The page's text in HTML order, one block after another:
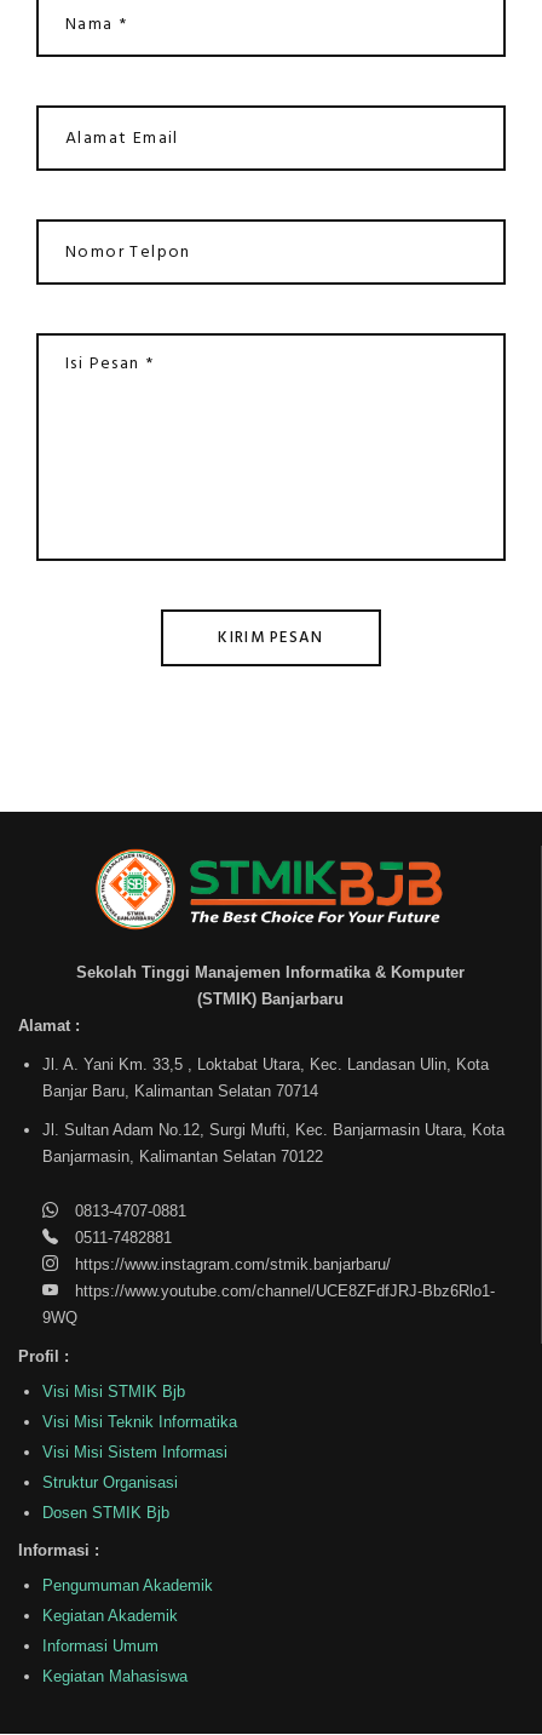
KIRIM PESAN
Sekolah Tinggi Manajemen Informatika & Komputer
(STMIK) Banjarbaru
Alamat :
Jl. A. Yani Km. 33,5 , Loktabat Utara, Kec. Landasan Ulin, Kota
Banjar Baru, Kalimantan Selatan 70714
Jl. Sultan Adam No.12, Surgi Mufti, Kec. Banjarmasin Utara, Kota
Banjarmasin, Kalimantan Selatan 70122
0813-4707-0881
0511-7482881
https://www.instagram.com/stmik.banjarbaru/
https://www.youtube.com/channel/UCE8ZFdfJRJ-Bbz6Rlo1-
9WQ
Profil :
Visi Misi STMIK Bjb
Visi Misi Teknik Informatika
Visi Misi Sistem Informasi
Struktur Organisasi
Dosen STMIK Bjb
Informasi :
Pengumuman Akademik
Kegiatan Akademik
Informasi Umum
Kegiatan Mahasiswa